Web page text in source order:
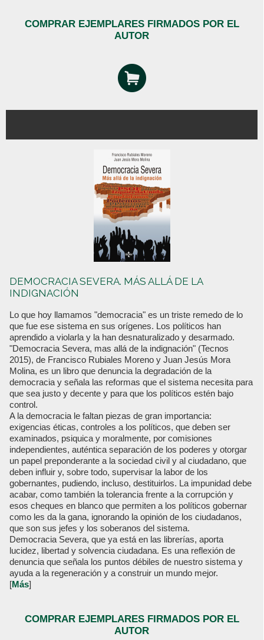
COMPRAR EJEMPLARES FIRMADOS POR EL
AUTOR
DEMOCRACIA SEVERA. MÁS ALLÁ DE LA
INDIGNACIÓN
Lo que hoy llamamos "democracia" es un triste remedo de lo
que fue ese sistema en sus orígenes. Los políticos han
aprendido a violarla y la han desnaturalizado y desarmado.
"Democracia Severa, mas allá de la indignación" (Tecnos
2015), de Francisco Rubiales Moreno y Juan Jesús Mora
Molina, es un libro que denuncia la degradación de la
democracia y señala las reformas que el sistema necesita para
que sea justo y decente y para que los políticos estén bajo
control.
A la democracia le faltan piezas de gran importancia:
exigencias éticas, controles a los políticos, que deben ser
examinados, psiquica y moralmente, por comisiones
independientes, auténtica separación de los poderes y otorgar
un papel preponderante a la sociedad civil y al ciudadano, que
deben influir y, sobre todo, supervisar la labor de los
gobernantes, pudiendo, incluso, destituirlos. La impunidad debe
acabar, como también la tolerancia frente a la corrupción y
esos cheques en blanco que permiten a los políticos gobernar
como les da la gana, ignorando la opinión de los ciudadanos,
que son sus jefes y los soberanos del sistema.
Democracia Severa, que ya está en las librerías, aporta
lucidez, libertad y solvencia ciudadana. Es una reflexión de
denuncia que señala los puntos débiles de nuestro sistema y
ayuda a la regeneración y a construir un mundo mejor.
[Más]
COMPRAR EJEMPLARES FIRMADOS POR EL
AUTOR